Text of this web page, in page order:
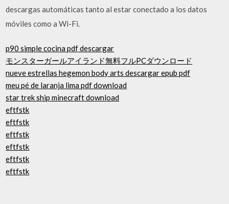
descargas automáticas tanto al estar conectado a los datos
móviles como a Wi-Fi.
p90 simple cocina pdf descargar
モンスターガールアイランド無料フルPCダウンロード
nueve estrellas hegemon body arts descargar epub pdf
meu pé de laranja lima pdf download
star trek ship minecraft download
eftfstk
eftfstk
eftfstk
eftfstk
eftfstk
eftfstk